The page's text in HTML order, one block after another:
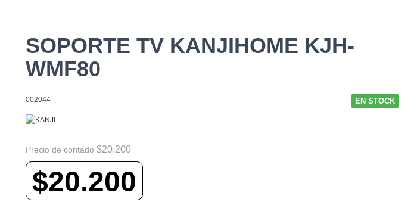
SOPORTE TV KANJIHOME KJH-
WMF80
002044 EN STOCK
Precio de contado $20.200
$20.200